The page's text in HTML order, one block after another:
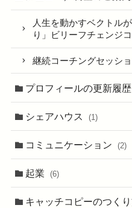
人生を動かすベクトル
り」ビリーフチェンジ
継続コーチングセッシ
プロフィールの更新履歴
シェアハウス (1)
コミュニケーション (2)
起業 (6)
キャッチコピーのつく